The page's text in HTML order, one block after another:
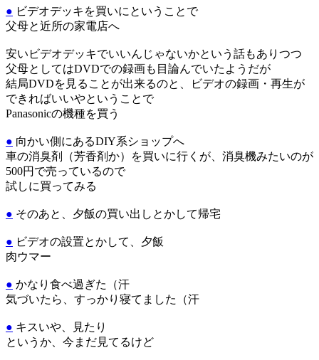
● ビデオデッキを買いにということで
父母と近所の家電店へ
安いビデオデッキでいいんじゃないかという話もありつつ
父母としてはDVDでの録画も目論んでいたようだが
結局DVDを見ることが出来るのと、ビデオの録画・再生が
できればいいやということで
Panasonicの機種を買う
● 向かい側にあるDIY系ショップへ
車の消臭剤（芳香剤か）を買いに行くが、消臭機みたいのが
500円で売っているので
試しに買ってみる
● そのあと、夕飯の買い出しとかして帰宅
● ビデオの設置とかして、夕飯
肉ウマー
● かなり食べ過ぎた（汗
気づいたら、すっかり寝てました（汗
● キスいや、見たり
というか、今まだ見てるけど